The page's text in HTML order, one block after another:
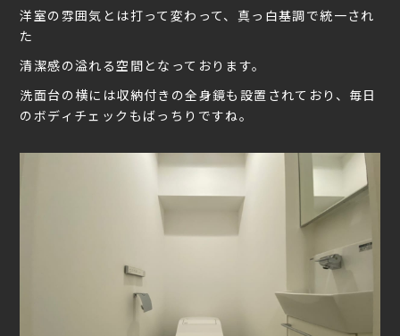
洋室の雰囲気とは打って変わって、真っ白基調で統一され
た
清潔感の溢れる空間となっております。
洗面台の横には収納付きの全身鏡も設置されており、毎日
のボディチェックもばっちりですね。